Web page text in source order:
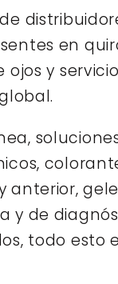
en
y
anterior,
y de
todo esto